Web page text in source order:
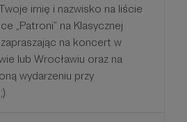
imię i nazwisko na liście
„Patroni” na Klasycznej
na koncert w
lub Wrocławiu oraz na
wydarzeniu przy